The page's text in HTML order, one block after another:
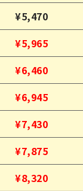
¥5,470
¥5,965
¥6,460
¥6,945
¥7,430
¥7,875
¥8,320